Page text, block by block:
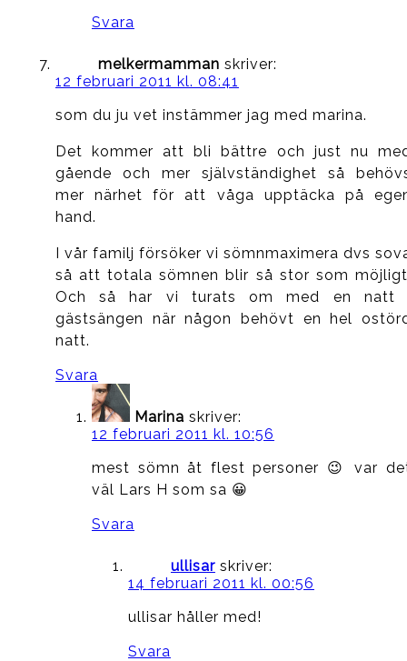
Svara
melkermamman skriver:
12 februari 2011 kl. 08:41
som du ju vet instämmer jag med marina.
Det kommer att bli bättre och just nu
gående och mer självständighet så
mer närhet för att våga upptäcka på
hand.
I vår familj försöker vi sömnmaximera dvs
så att totala sömnen blir så stor som
Och så har vi turats om med en natt
gästsängen när någon behövt en hel
natt.
Svara
Marina skriver:
12 februari 2011 kl. 10:56
mest sömn åt flest personer 😉 var
väl Lars H som sa 😀
Svara
ullisar skriver:
14 februari 2011 kl. 00:56
ullisar håller med!
Svara